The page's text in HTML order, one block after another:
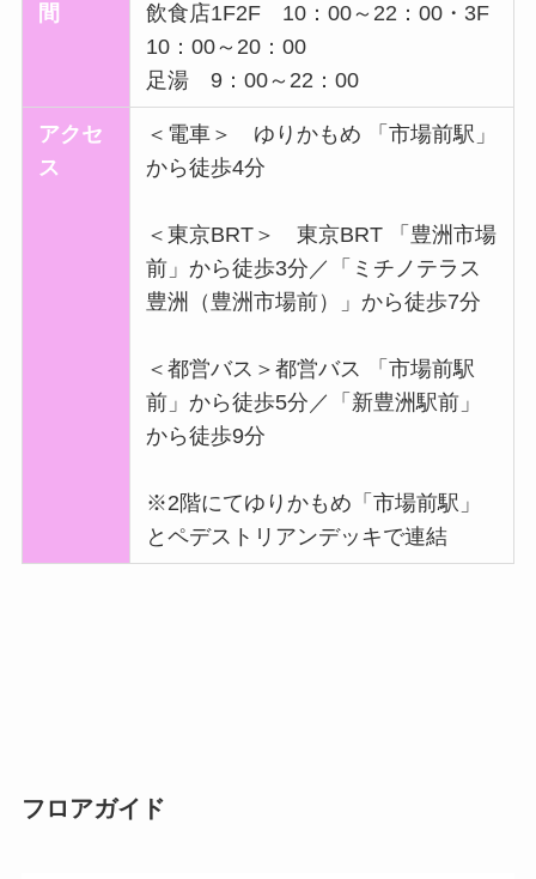
間
飲食店1F2F 10：00～22：00・3F
10：00～20：00
足湯 9：00～22：00
アクセ
ス
＜電車＞ ゆりかもめ 「市場前駅」
から徒歩4分
＜東京BRT＞ 東京BRT 「豊洲市場
前」から徒歩3分／「ミチノテラス
豊洲（豊洲市場前）」から徒歩7分
＜都営バス＞都営バス 「市場前駅
前」から徒歩5分／「新豊洲駅前」
から徒歩9分
※2階にてゆりかもめ「市場前駅」
とペデストリアンデッキで連結
フロアガイド